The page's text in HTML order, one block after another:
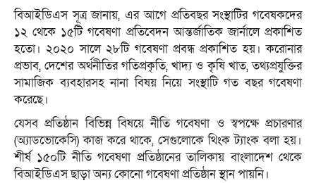
বিআইডিএস সূত্র জানায়, এর আগে প্রতিবছর সংস্থাটির গবেষকদের
১২ থেকে ১৫টি গবেষণা প্রতিবেদন আন্তর্জাতিক জার্নালে প্রকাশিত
হতো। ২০২০ সালে ২৮টি গবেষণা প্রবন্ধ প্রকাশিত হয়। করোনার
প্রভাব, দেশের অর্থনীতির গতিপ্রকৃতি, খাদ্য ও কৃষি খাত, তথ্যপ্রযুক্তির
সামাজিক ব্যবহারসহ নানা বিষয় নিয়ে সংস্থাটি গত বছর গবেষণা
করেছে।
যেসব প্রতিষ্ঠান বিভিন্ন বিষয়ে নীতি গবেষণা ও স্বপক্ষে প্রচারণার
(অ্যাডভোকেসি) কাজ করে থাকে, সেগুলোকে থিংক ট্যাংক বলা হয়।
শীর্ষ ১৫০টি নীতি গবেষণা প্রতিষ্ঠানের তালিকায় বাংলাদেশ থেকে
বিআইডিএস ছাড়া অন্য কোনো গবেষণা প্রতিষ্ঠান স্থান পায়নি।